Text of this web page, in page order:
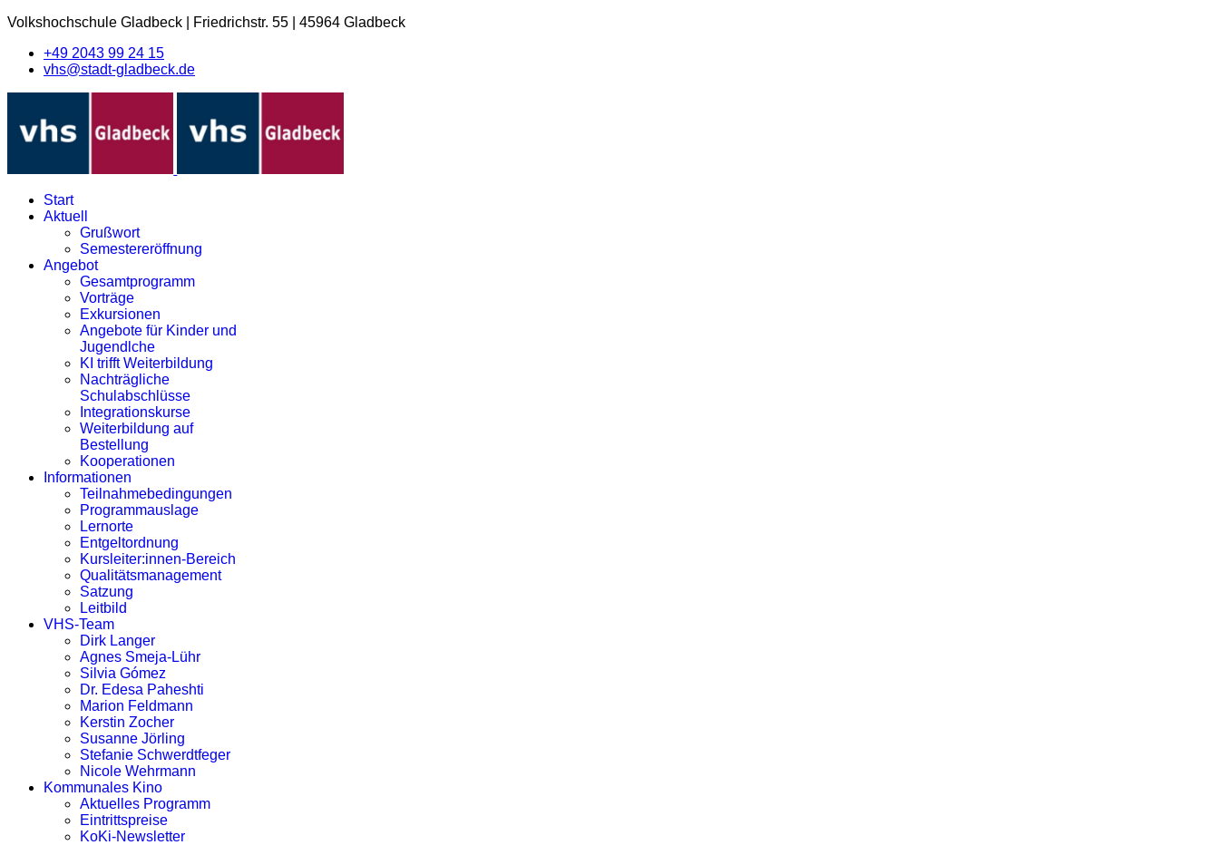
Volkshochschule Gladbeck Friedrichstr. 55
45964 Gladbeck
+49 2043 99 24 15
vhs@stadt-gladbeck.de
Start
Aktuell
Grußwort
Semestereröffnung
Angebot
Gesamtprogramm
Vorträge
Exkursionen
Angebote für Kinder und
Jugendlche
KI trifft Weiterbildung
Nachträgliche
Schulabschlüsse
Integrationskurse
Weiterbildung auf
Bestellung
Kooperationen
Informationen
Teilnahmebedingungen
Programmauslage
Lernorte
Entgeltordnung
Kursleiter:innen-Bereich
Qualitätsmanagement
Satzung
Leitbild
VHS-Team
Dirk Langer
Agnes Smeja-Lühr
Silvia Gómez
Dr. Edesa Paheshti
Marion Feldmann
Kerstin Zocher
Susanne Jörling
Stefanie Schwerdtfeger
Nicole Wehrmann
Kommunales Kino
Aktuelles Programm
Eintrittspreise
KoKi-Newsletter